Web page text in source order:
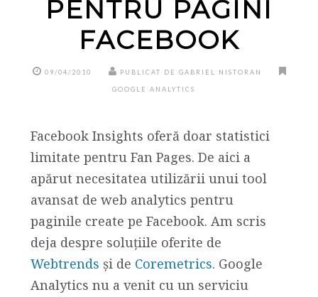
PENTRU PAGINI
FACEBOOK
09/04/2010 PUBLICAT DE GABRIEL NISTORAN
GOOGLE ANALYTICS
Facebook Insights oferă doar statistici
limitate pentru Fan Pages. De aici a
apărut necesitatea utilizării unui tool
avansat de web analytics pentru
paginile create pe Facebook. Am scris
deja despre soluțiile oferite de
Webtrends și de Coremetrics. Google
Analytics nu a venit cu un serviciu